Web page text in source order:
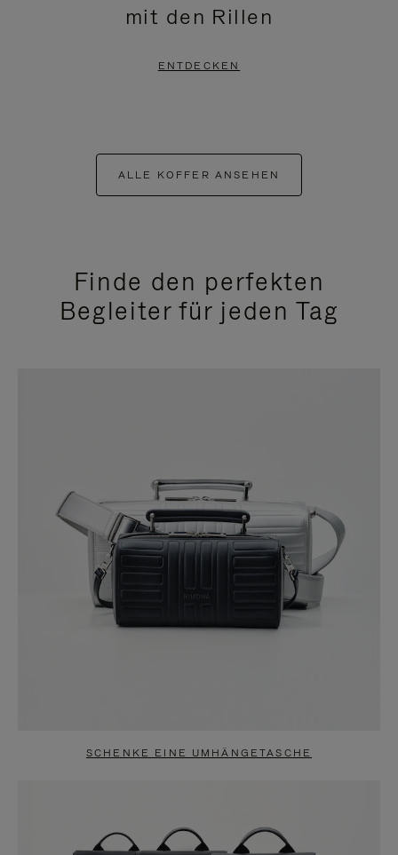
mit den Rillen
ENTDECKEN
ALLE KOFFER ANSEHEN
Finde den perfekten
Begleiter für jeden Tag
SCHENKE EINE UMHÄNGETASCHE